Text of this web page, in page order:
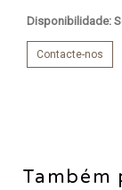
Disponibilidade:
Contacte-nos
Também